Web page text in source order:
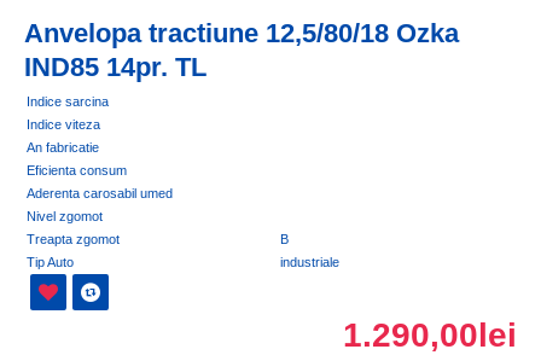
Anvelopa tractiune 12,5/80/18 Ozka
IND85 14pr. TL
Indice sarcina
Indice viteza
An fabricatie
Eficienta consum
Aderenta carosabil umed
Nivel zgomot
Treapta zgomot
B
Tip Auto
industriale
1.290,00lei